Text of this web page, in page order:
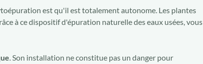
est qu'il est totalement autonome. Les plantes
à ce dispositif d'épuration naturelle des eaux usées, vous
. Son installation ne constitue pas un danger pour